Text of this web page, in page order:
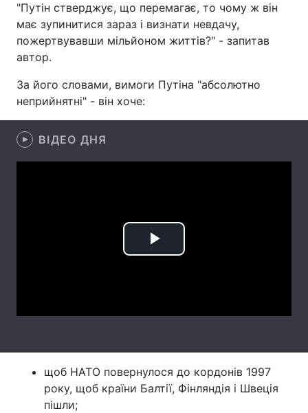
Зброя Інциденти
Здоров'я
Цікавинки Погода
Екологія
Лонгріди
"Путін стверджує, що перемагає, то чому ж він
має зупинитися зараз і визнати невдачу,
пожертвувавши мільйоном життів?" - запитав
автор.
За його словами, вимоги Путіна "абсолютно
неприйнятні" - він хоче:
ВІДЕО ДНЯ
Play
щоб НАТО повернулося до кордонів 1997
року, щоб країни Балтії, Фінляндія і Швеція
пішли;